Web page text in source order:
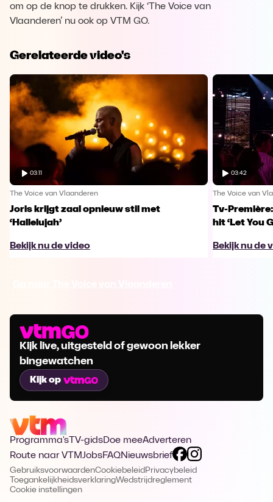
om op de knop te drukken. Kijk ‘The Voice van
Vlaanderen’ nu ook op VTM GO.
Gerelateerde video's
03:11
The Voice van Vlaanderen
Joris krijgt zaal opnieuw stil met
‘Hallelujah’
Bekijk nu de video
03:42
The Voice van
Tv-
hit ‘Let You
Bekijk nu de
Kijk live, uitgesteld of gewoon lekker
bingewatchen
Kijk op
Programma's TV-gidsDoe meeAdverteren
Route naar VTMJobsFAQNieuwsbrief
GebruiksvoorwaardenCookiebeleid Privacybeleid
ToegankelijkheidsverklaringWedstrijdreglement
Cookie instellingen